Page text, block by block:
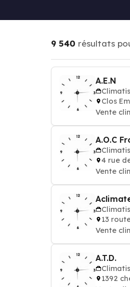
9 540 résultats
A.E.N
Clos
Vente
A.O.C
4 rue
Vente
13
Vente
A.T.D.
1392